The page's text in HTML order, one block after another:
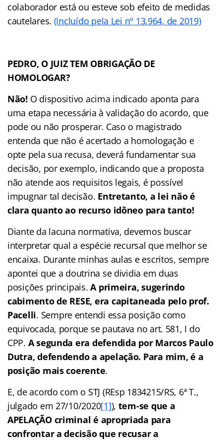
colaborador está ou esteve sob efeito de medidas
cautelares. (Incluído pela Lei nº 13.964, de 2019)
PEDRO, O JUIZ TEM OBRIGAÇÃO DE
HOMOLOGAR?
Não! O dispositivo acima indicado aponta para
uma etapa necessária à validação do acordo, que
pode ou não prosperar. Caso o magistrado
entenda que não é acertado a homologação e
opte pela sua recusa, deverá fundamentar sua
decisão, por exemplo, indicando que a proposta
não atende aos requisitos legais, é possível
impugnar tal decisão. Entretanto, a lei não é
clara quanto ao recurso idôneo para tanto!
Diante da lacuna normativa, devemos buscar
interpretar qual a espécie recursal que melhor se
encaixa. Durante minhas aulas e escritos, sempre
apontei que a doutrina se dividia em duas
posições principais.A primeira, sugerindo
cabimento de RESE, era capitaneada pelo prof.
Pacelli. Sempre entendi essa posição como
equivocada, porque se pautava no art. 581, I do
CPP. A segunda era defendida por Marcos Paulo
Dutra, defendendo a apelação. Para mim, é a
posição mais coerente.
E, de acordo com o STJ (REsp 1834215/RS, 6ª T.,
julgado em 27/10/2020[1]), tem-se que a
APELAÇÃO criminal é apropriada para
confrontar a decisão que recusar a